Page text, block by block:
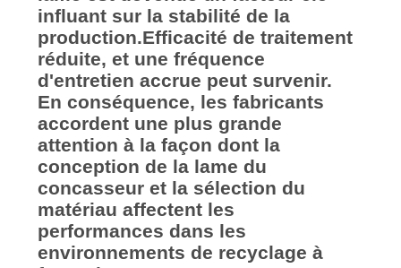
influant sur la stabilité de la
production.Efficacité de traitement
réduite, et une fréquence
d'entretien accrue peut survenir.
En conséquence, les fabricants
accordent une plus grande
attention à la façon dont la
conception de la lame du
concasseur et la sélection du
matériau affectent les
performances dans les
environnements de recyclage à